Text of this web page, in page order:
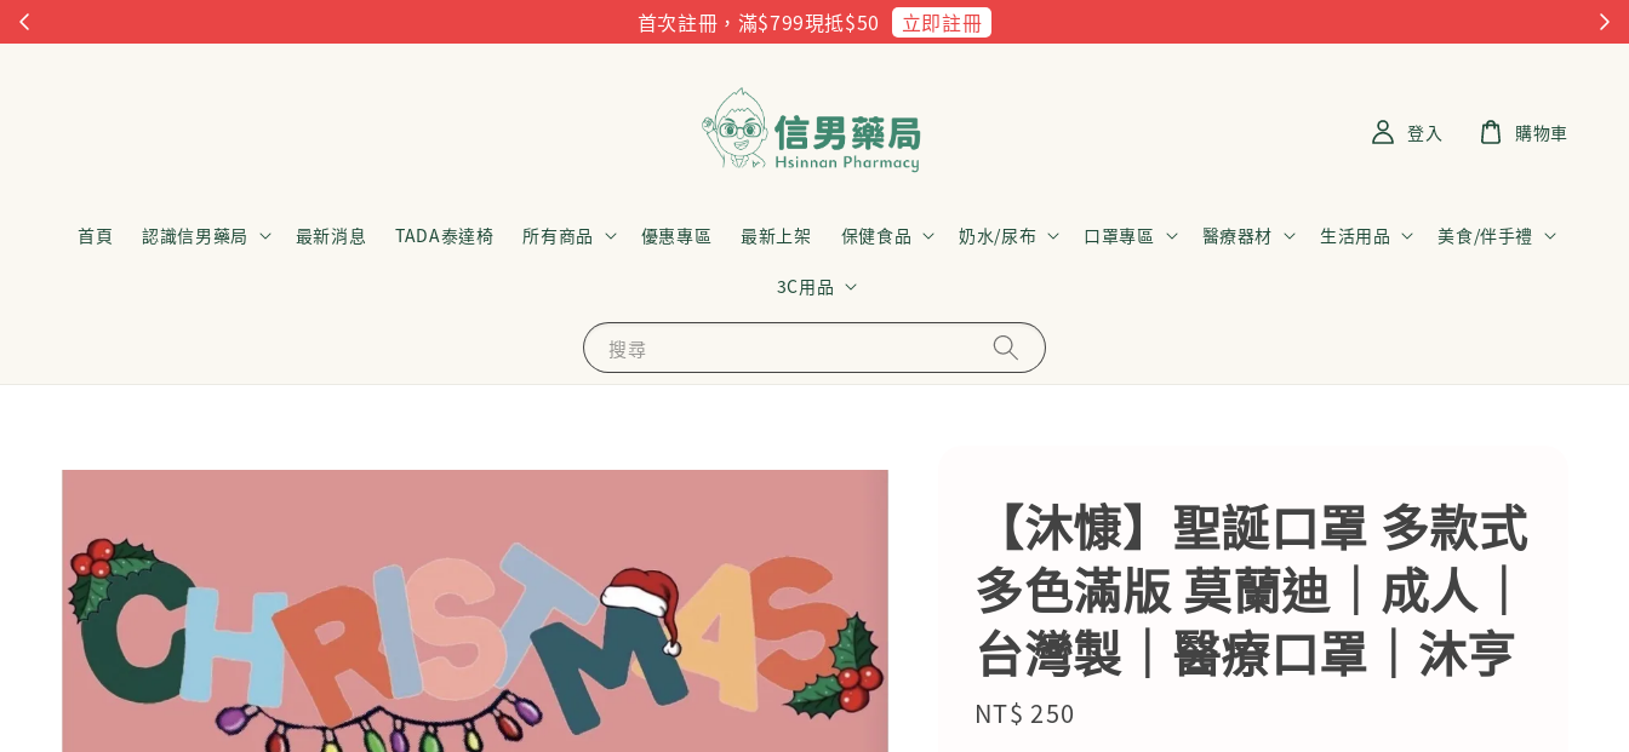
首次註冊，滿$799現抵$50 立即註冊
搜尋
首頁 認識信男藥局 最新消息 TADA泰達椅 所有商品 優惠專區 最新上架 保健食品 奶水/尿布 口罩專區 醫療器材 生活用品 美食/伴手禮
3C用品
登入 購物車
【沐慷】聖誕口罩 多款式
多色滿版 莫蘭迪｜成人｜
台灣製｜醫療口罩｜沐亨
Regular
NT$ 250